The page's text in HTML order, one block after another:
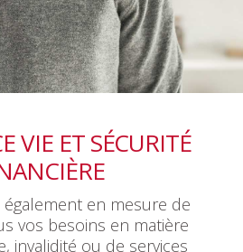
VIE ET SÉCURITÉ
en mesure de
vos besoins en matière
invalidité ou de services